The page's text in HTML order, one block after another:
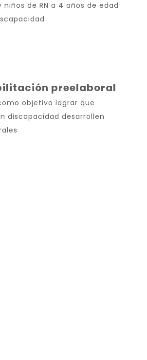
niños de RN a 4 años de edad
preelaboral
objetivo lograr que
discapacidad desarrollen